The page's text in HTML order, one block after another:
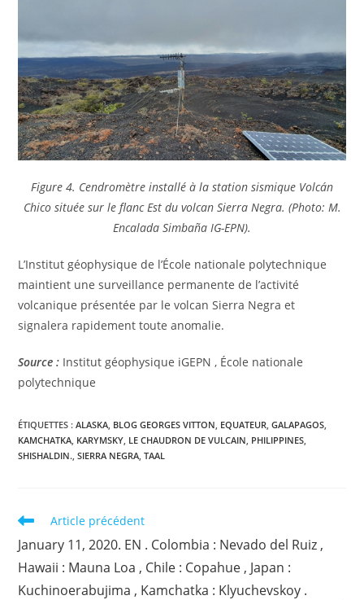
Figure 4. Cendromètre installé à la station sismique Volcán
Chico située sur le flanc Est du volcan Sierra Negra. (Photo: M.
Encalada Simbaña IG-EPN).
L’Institut géophysique de l’École nationale polytechnique
maintient une surveillance permanente de l’activité
volcanique présentée par le volcan Sierra Negra et
signalera rapidement toute anomalie.
Source : Institut géophysique iGEPN , École nationale
polytechnique
ÉTIQUETTES :ALASKA BLOG GEORGES VITTON EQUATEUR GALAPAGOS
KAMCHATKA KARYMSKY LE CHAUDRON DE VULCAIN PHILIPPINES
SHISHALDIN. SIERRA NEGRA TAAL
Read
articles
Article précédent
January 11, 2020. EN . Colombia : Nevado del Ruiz ,
Hawaii : Mauna Loa , Chile : Copahue , Japan :
Kuchinoerabujima , Kamchatka : Klyuchevskoy .